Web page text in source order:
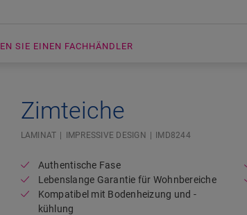
SIE EINEN FACHHÄNDLER
image in lightbox
Zimteiche
LAMINAT IMPRESSIVE DESIGN IMD8244
Authentische Fase
Lebenslange Garantie für Wohnbereiche
Kompatibel mit Bodenheizung und -
kühlung